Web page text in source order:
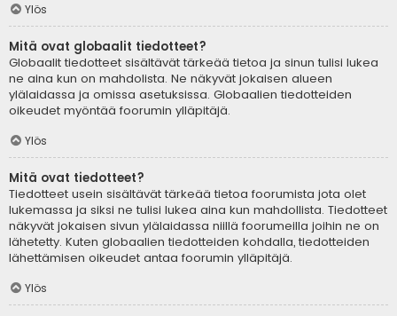
Ylös
Mitä ovat globaalit tiedotteet?
Globaalit tiedotteet sisältävät tärkeää tietoa ja sinun tulisi lukea
ne aina kun on mahdolista. Ne näkyvät jokaisen alueen
ylälaidassa ja omissa asetuksissa. Globaalien tiedotteiden
oikeudet myöntää foorumin ylläpitäjä.
Ylös
Mitä ovat tiedotteet?
Tiedotteet usein sisältävät tärkeää tietoa foorumista jota olet
lukemassa ja siksi ne tulisi lukea aina kun mahdollista. Tiedotteet
näkyvät jokaisen sivun ylälaidassa niillä foorumeilla joihin ne on
lähetetty. Kuten globaalien tiedotteiden kohdalla, tiedotteiden
lähettämisen oikeudet antaa foorumin ylläpitäjä.
Ylös